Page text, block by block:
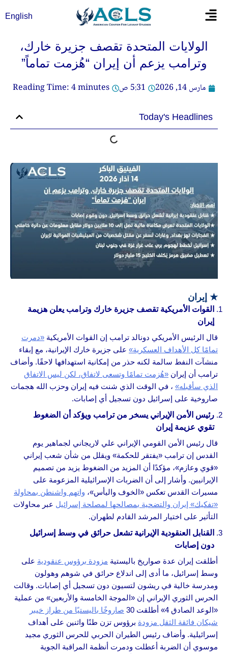
Flyout
English
الولايات المتحدة تقصف جزيرة خارك،
وترامب يزعم أن إيران “هُزمت تماماً”
مارس 14, 2026
5:31 ص Reading Time:4minutes
Today's Headlines
★ إيران
القوات الأمريكية تقصف جزيرة خارك وترامب يعلن هزيمة
إيران
قال الرئيس الأمريكي دونالد ترامب إن القوات الأمريكية «دمرت
تمامًا كل الأهداف العسكرية» على جزيرة خارك الإيرانية، مع إبقاء
منشآت النفط سالمة لكنه حذر من إمكانية استهدافها لاحقًا. وأضاف
ترامب أن إيران «هُزمت تمامًا وتسعى لاتفاق، لكن ليس الاتفاق
الذي سأقبله» ، في الوقت الذي شنت فيه إيران وحزب الله هجمات
صاروخية على إسرائيل دون تسجيل أي إصابات.
رئيس الأمن الإيراني يسخر من ترامب ويؤكد أن الضغوط
تقوي عزيمة إيران
قال رئيس الأمن القومي الإيراني علي لاريجاني لجماهير يوم
القدس إن ترامب «يفتقر للحكمة» ويقلل من شأن شعب إيراني
«قوي وعازم»، مؤكدًا أن المزيد من الضغوط يزيد من تصميم
الإيرانيين. وأشار إلى أن الضربات الإسرائيلية المزعومة على
مسيرات القدس تعكس «الخوف واليأس»، واتهم واشنطن بمحاولة
«تفكيك» إيران والتضحية بمصالحها لمصلحة إسرائيل عبر محاولات
التأثير على اختيار المرشد القادم لطهران.
القنابل العنقودية الإيرانية تشعل حرائق في وسط إسرائيل
دون إصابات
أطلقت إيران عدة صواريخ باليستية مزودة برؤوس عنقودية على
وسط إسرائيل، ما أدى إلى اندلاع حرائق في شوهم وهولون
ومدرسة خالية في ريشون لتسيون دون تسجيل أي إصابات. وقالت
الحرس الثوري الإيراني إن «الموجة الخامسة والأربعين» من عملية
«الوعد الصادق 4» أطلقت 30
صاروخًا باليستيًا من طراز خيبر
شيكان فائقة الثقل مزودة برؤوس تزن طنًا واثنين على أهداف
إسرائيلية. وأضاف رئيس الطيران الحربي للحرس الثوري مجيد
موسوي أن الضربة أعطلت ودمرت أنظمة المراقبة الجوية